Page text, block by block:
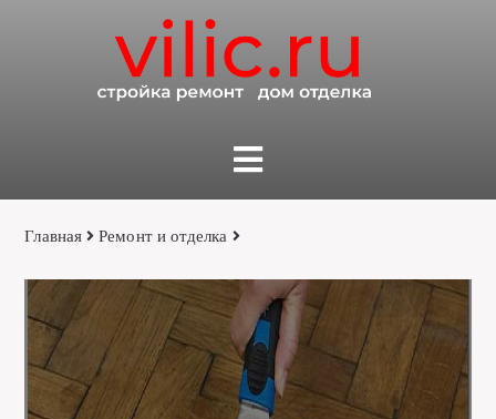
Главная Ремонт и отделка